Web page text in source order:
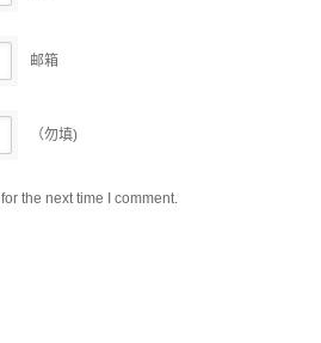
邮箱
（勿填)
the next time I comment.